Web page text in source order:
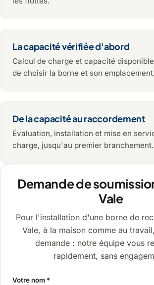
La capacité vérifiée d'abord
Calcul de charge et capacité
de choisir la borne et son emplacement.
De la capacité au raccordement
Évaluation, installation et mise en
charge, jusqu'au premier branchement.
Demande de
Vale
Pour l'installation d'une borne de
Vale, à la maison comme au
demande : notre équipe vous
rapidement, sans
Votre nom *